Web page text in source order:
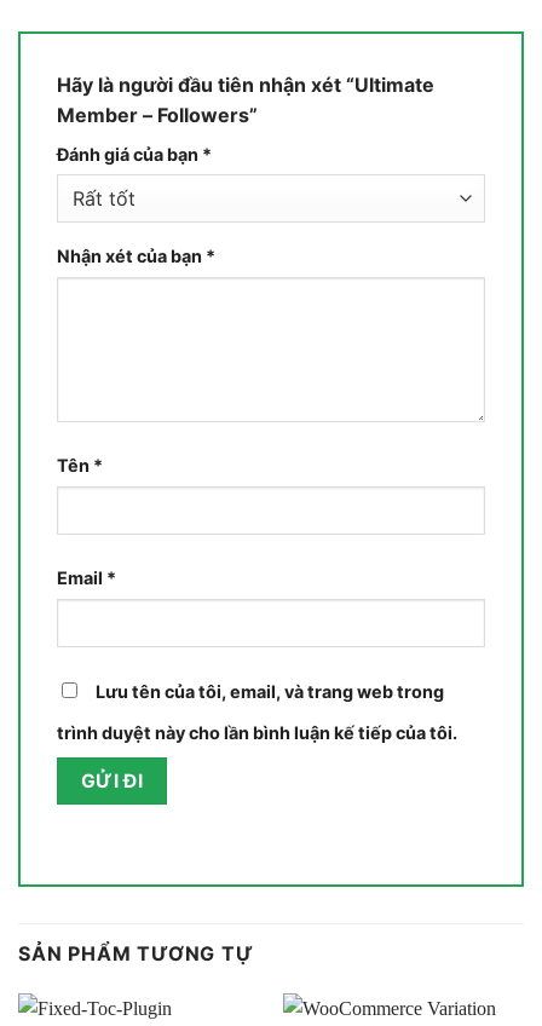
Hãy là người đầu tiên nhận xét “Ultimate
Member – Followers”
Đánh giá của bạn *
Nhận xét của bạn *
Tên *
Email *
Lưu tên của tôi, email, và trang web trong
trình duyệt này cho lần bình luận kế tiếp của tôi.
SẢN PHẨM TƯƠNG TỰ